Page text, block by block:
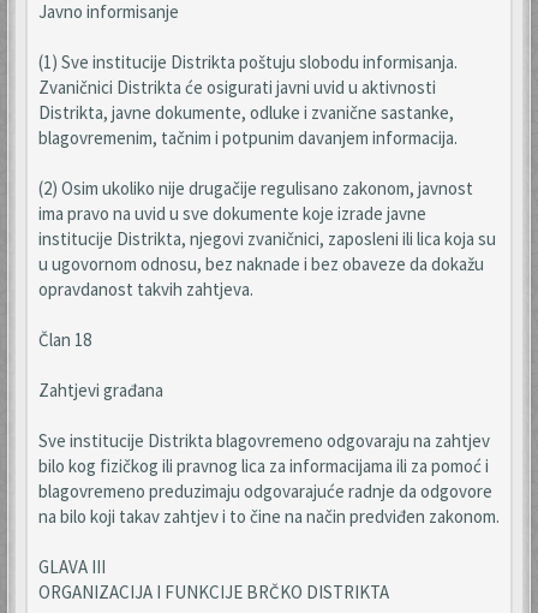
Javno informisanje
(1) Sve institucije Distrikta poštuju slobodu informisanja.
Zvaničnici Distrikta će osigurati javni uvid u aktivnosti
Distrikta, javne dokumente, odluke i zvanične sastanke,
blagovremenim, tačnim i potpunim davanjem informacija.
(2) Osim ukoliko nije drugačije regulisano zakonom, javnost
ima pravo na uvid u sve dokumente koje izrade javne
institucije Distrikta, njegovi zvaničnici, zaposleni ili lica koja su
u ugovornom odnosu, bez naknade i bez obaveze da dokažu
opravdanost takvih zahtjeva.
Član 18
Zahtjevi građana
Sve institucije Distrikta blagovremeno odgovaraju na zahtjev
bilo kog fizičkog ili pravnog lica za informacijama ili za pomoć i
blagovremeno preduzimaju odgovarajuće radnje da odgovore
na bilo koji takav zahtjev i to čine na način predviđen zakonom.
GLAVA III
ORGANIZACIJA I FUNKCIJE BRČKO DISTRIKTA